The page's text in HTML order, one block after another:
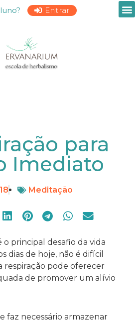
Entrar
para
Imediato
Meditação
o principal desafio da vida
dias de hoje, não é difícil
respiração pode oferecer
de promover um alívio
faz necessário armazenar